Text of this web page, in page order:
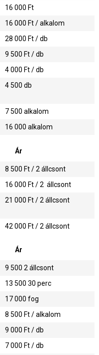
16 000 Ft
16 000 Ft / alkalom
28 000 Ft / db
9 500 Ft / db
4 000 Ft / db
4 500db
7 500alkalom
16 000alkalom
Ár
8 500 Ft / 2 állcsont
16 000 Ft / 2 állcsont
21 000 Ft / 2 állcsont
42 000 Ft / 2 állcsont
Ár
9 5002 állcsont
13 50030 perc
17 000fog
8 500 Ft / alkalom
9 000 Ft / db
7 000 Ft / db